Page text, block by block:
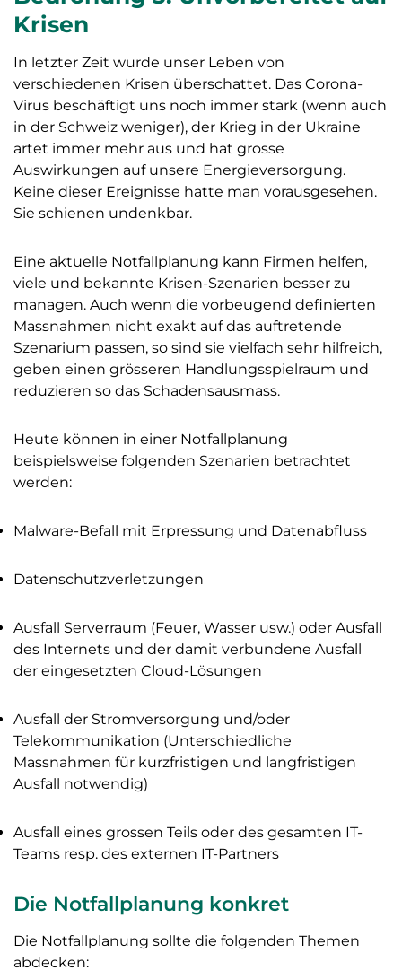
Krisen
In letzter Zeit wurde unser Leben von
verschiedenen Krisen überschattet. Das Corona-
Virus beschäftigt uns noch immer stark (wenn auch
in der Schweiz weniger), der Krieg in der Ukraine
artet immer mehr aus und hat grosse
Auswirkungen auf unsere Energieversorgung.
Keine dieser Ereignisse hatte man vorausgesehen.
Sie schienen undenkbar.
Eine aktuelle Notfallplanung kann Firmen helfen,
viele und bekannte Krisen-Szenarien besser zu
managen. Auch wenn die vorbeugend definierten
Massnahmen nicht exakt auf das auftretende
Szenarium passen, so sind sie vielfach sehr hilfreich,
geben einen grösseren Handlungsspielraum und
reduzieren so das Schadensausmass.
Heute können in einer Notfallplanung
beispielsweise folgenden Szenarien betrachtet
werden:
Malware-Befall mit Erpressung und Datenabfluss
Datenschutzverletzungen
Ausfall Serverraum (Feuer, Wasser usw.) oder Ausfall
des Internets und der damit verbundene Ausfall
der eingesetzten Cloud-Lösungen
Ausfall der Stromversorgung und/oder
Telekommunikation (Unterschiedliche
Massnahmen für kurzfristigen und langfristigen
Ausfall notwendig)
Ausfall eines grossen Teils oder des gesamten IT-
Teams resp. des externen IT-Partners
Die Notfallplanung konkret
Die Notfallplanung sollte die folgenden Themen
abdecken: